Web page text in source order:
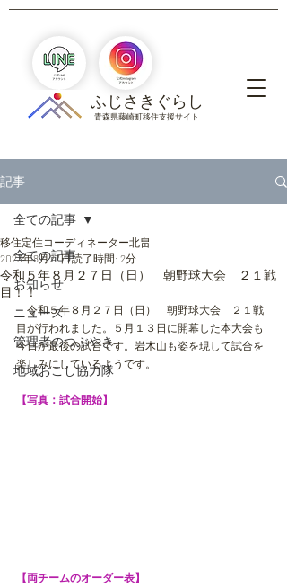
青森県藤崎町移住支援サイト
​ふじさきぐらし
記事
全ての記事
お知らせ
ニュース
管理者のつぶやき
地域おこし協力隊
全ての記事
令和５年８月２７日（日） 朝野球大会 ２１戦
目！！
移住定住コーディネーター北畠
2023年8月27日読了時間: 2分
令和５年８月２７日（日）　朝野球大会　２１戦
目が行われました。５月１３日に開幕した本大会も
今日が最後の試合です。岩木山も姿を現して試合を
楽しみにしているようです。
【写真：試合開始】
【両チームのオーダー表】